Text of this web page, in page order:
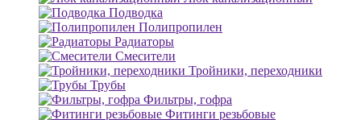
Подводка
Полипропилен
Радиаторы
Смесители
Тройники, переходники
Трубы
Фильтры, гофра
Фитинги резьбовые